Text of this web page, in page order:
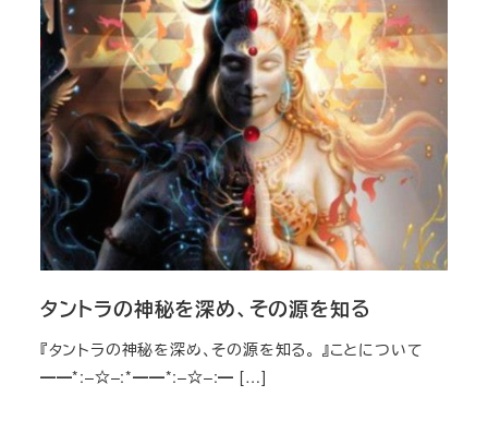
タントラの神秘を深め、その源を知る
『タントラの神秘を深め、その源を知る。 』ことについて
━━*:–☆–:*━━*:–☆–:━ […]